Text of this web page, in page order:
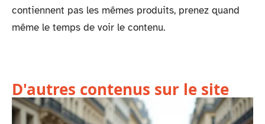
contiennent pas les mêmes produits, prenez quand
même le temps de voir le contenu.
D'autres contenus sur le site